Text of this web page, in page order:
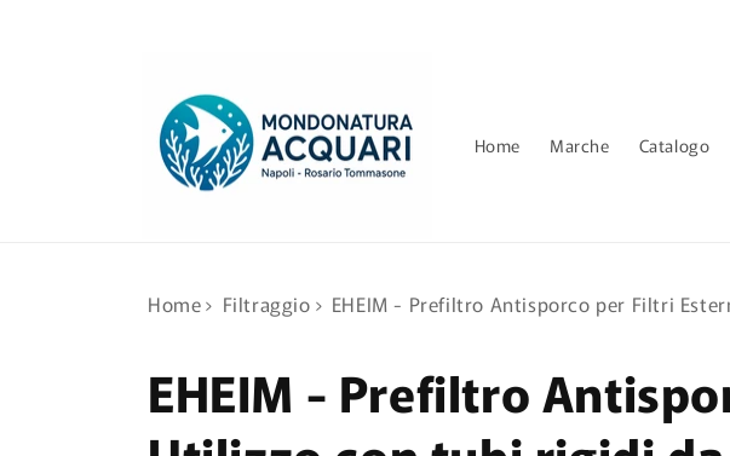
Home Marche Catalogo
Home› Filtraggio › EHEIM - Prefiltro Antisporco per Filtri
EHEIM - Prefiltro